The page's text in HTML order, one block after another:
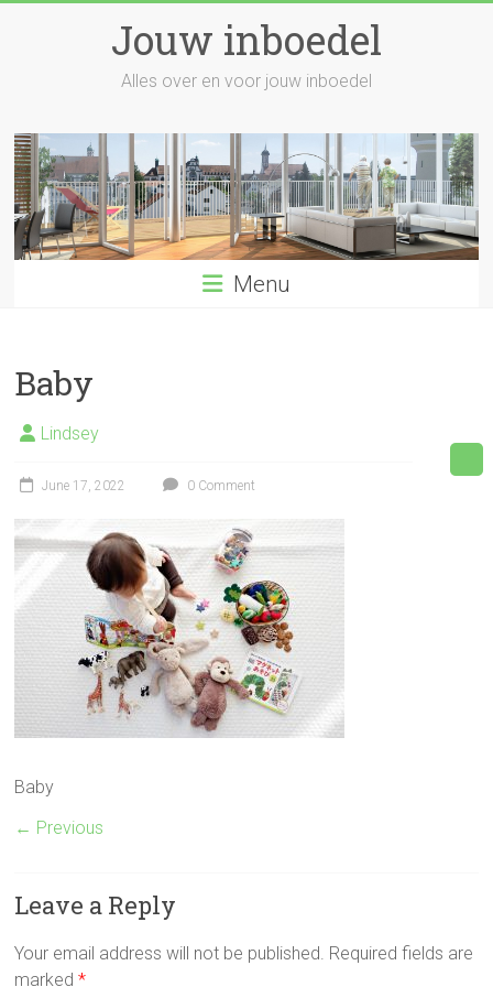
Jouw inboedel
Alles over en voor jouw inboedel
Menu
Baby
Lindsey
June 17, 2022 0 Comment
Baby
← Previous
Leave a Reply
Your email address will not be published. Required fields are
marked*